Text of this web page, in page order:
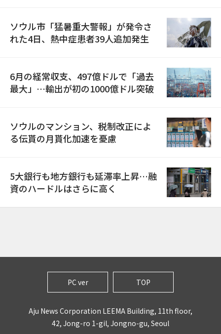
ソウル市「猛暑重大警報」が発令さ
れた4日、熱中症患者39人追加発生
6月の経常収支、497億ドルで「過去
最大」…輸出が初の1000億ドル突破
ソウルのマンション、税制改正によ
る伝貰の月貰化加速を憂慮
5大銀行も地方銀行も延滞率上昇…融
資のハードルはさらに高く
PC ver TOP
Aju News Corporation LEEMA Building, 11th floor,
42, Jong-ro 1-gil, Jongno-gu, Seoul